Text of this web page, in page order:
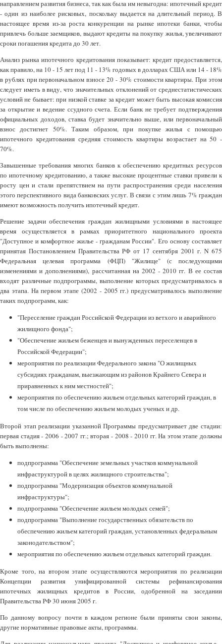
направлением развития бизнеса, так как была им невыгодна: ипотечный кредит
- один из наиболее рисковых, поскольку выдается на длительный период. В
настоящее время из-за роста конкуренции на рынке ипотеки банки, чтобы
привлечь больше заемщиков, выдают кредиты на покупку жилья, увеличивают
сроки погашения кредита до 30 лет.
Анализ рынка ипотечного кредитования показывает: кредит предоставляется,
как правило, на 10 - 15 лет под 11 - 13% годовых в долларах США или 14 - 18%
в рублях при первоначальном взносе 20 - 30% стоимости квартиры. При этом
следует иметь в виду, что значительных отклонений от среднестатистических
условий не бывает: при низкой ставке за кредит может быть высокая комиссия
за открытие и ведение ссудного счета. Если банк не требует подтверждения
официальных доходов, ставка будет значительно выше, или первоначальный
взнос достигнет 50%. Таким образом, при покупке жилья с помощью
ипотечного кредитования средняя стоимость квартиры возрастает на 50 -
70%.
Завышенные требования многих банков к обеспечению кредитных ресурсов
по ипотечному кредитованию, а также высокие процентные ставки привели к
росту цен и стали препятствием на пути распространения среди населения
этого перспективного вида банковских услуг. В связи с этим лишь 7% граждан
имеют возможность получить ипотечный кредит.
Решение задачи обеспечения граждан жилищными условиями в настоящее
время осуществляется в рамках приоритетного национального проекта
"Доступное и комфортное жилье - гражданам России". Его основу составляет
принятая Постановлением Правительства РФ от 17 сентября 2001 г. N 675
Федеральная целевая программа (ФЦП) "Жилище" (с последующими
изменениями и дополнениями), рассчитанная на 2002 - 2010 гг. В ее состав
входят различные подпрограммы, выполнение которых предусматривалось в
два этапа. На первом этапе (2002 - 2005 гг.) предусматривалось выполнение
таких подпрограмм, как:
"Переселение граждан Российской Федерации из ветхого и аварийного
жилищного фонда";
"Обеспечение жильем беженцев и вынужденных переселенцев в
Российской Федерации";
мероприятия по реализации Федерального закона "О жилищных
субсидиях гражданам, выезжающим из районов Крайнего Севера и
приравненных к ним местностей";
мероприятия по обеспечению жильем отдельных категорий граждан, в
том числе по обеспечению жильем молодых ученых и др.
Второй этап реализации указанной Программы предусматривает две стадии:
первая стадия - 2006 - 2007 гг.; вторая - 2008 - 2010 гг. На этом этапе должны
быть выполнены:
подпрограмма "Обеспечение земельных участков коммунальной
инфраструктурой в целях жилищного строительства";
подпрограмма "Модернизация объектов коммунальной
инфраструктуры";
подпрограмма "Обеспечение жильем молодых семей";
подпрограмма "Выполнение государственных обязательств по
обеспечению жильем категорий граждан, установленных федеральным
законодательством";
мероприятия по обеспечению жильем отдельных категорий граждан.
Кроме того, на втором этапе осуществляются мероприятия по реализации
Концепции развития унифицированной системы рефинансирования
ипотечных жилищных кредитов в России, одобренной на заседании
Правительства РФ 30 июня 2005 г.
По данному вопросу почти в каждом регионе были приняты свои законы,
другие нормативные правовые акты, программы.